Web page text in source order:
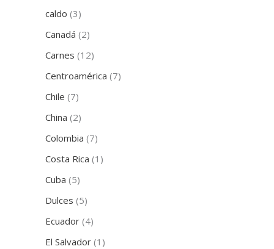
caldo (3)
Canadá (2)
Carnes (12)
Centroamérica (7)
Chile (7)
China (2)
Colombia (7)
Costa Rica (1)
Cuba (5)
Dulces (5)
Ecuador (4)
El Salvador (1)